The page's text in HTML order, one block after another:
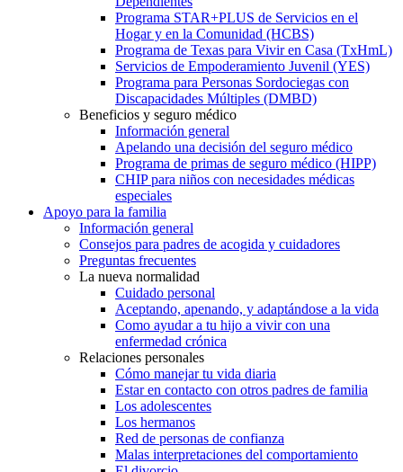
Programa STAR+PLUS de Servicios en el
Hogar y en la Comunidad (HCBS)
Programa de Texas para Vivir en Casa (TxHmL)
Servicios de Empoderamiento Juvenil (YES)
Programa para Personas Sordociegas con
Discapacidades Múltiples (DMBD)
Beneficios y seguro médico
Información general
Apelando una decisión del seguro médico
Programa de primas de seguro médico (HIPP)
CHIP para niños con necesidades médicas
especiales
Apoyo para la familia
Información general
Consejos para padres de acogida y cuidadores
Preguntas frecuentes
La nueva normalidad
Cuidado personal
Aceptando, apenando, y adaptándose a la vida
Como ayudar a tu hijo a vivir con una
enfermedad crónica
Relaciones personales
Cómo manejar tu vida diaria
Estar en contacto con otros padres de familia
Los adolescentes
Los hermanos
Red de personas de confianza
Malas interpretaciones del comportamiento